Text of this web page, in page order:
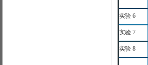
实验6
实验7
实验8